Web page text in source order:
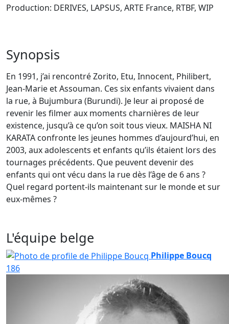
Production: DERIVES, LAPSUS, ARTE France, RTBF, WIP
Synopsis
En 1991, j’ai rencontré Zorito, Etu, Innocent, Philibert,
Jean-Marie et Assouman. Ces six enfants vivaient dans
la rue, à Bujumbura (Burundi). Je leur ai proposé de
revenir les filmer aux moments charnières de leur
existence, jusqu’à ce qu’on soit tous vieux. MAISHA NI
KARATA confronte les jeunes hommes d’aujourd’hui, en
2003, aux adolescents et enfants qu’ils étaient lors des
tournages précédents. Que peuvent devenir des
enfants qui ont vécu dans la rue dès l’âge de 6 ans ?
Quel regard portent-ils maintenant sur le monde et sur
eux-mêmes ?
L'équipe belge
Philippe Boucq
186